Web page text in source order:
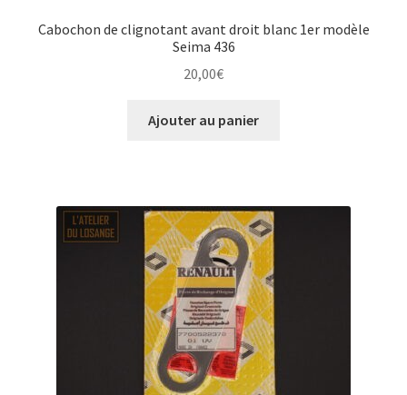
Cabochon de clignotant avant droit blanc 1er modèle
Seima 436
20,00€
Ajouter au panier